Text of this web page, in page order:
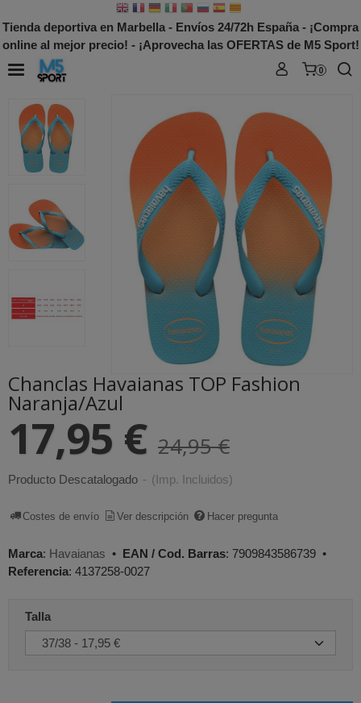
Tienda deportiva en Marbella - Envíos 24/72h España - ¡Compra
online al mejor precio! - ¡Aprovecha las OFERTAS de M5 Sport!
0
Chanclas Havaianas TOP Fashion
Naranja/Azul
17,95 € 24,95 €
Producto Descatalogado - (Imp. Incluidos)
Costes de envío Ver descripción Hacer pregunta
Marca: Havaianas • EAN / Cod. Barras: 7909843586739 •
Referencia: 4137258-0027
Talla